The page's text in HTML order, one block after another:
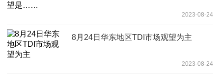
2023-08-24
8月24日华东地区TDI市场观望为主
2023-08-24